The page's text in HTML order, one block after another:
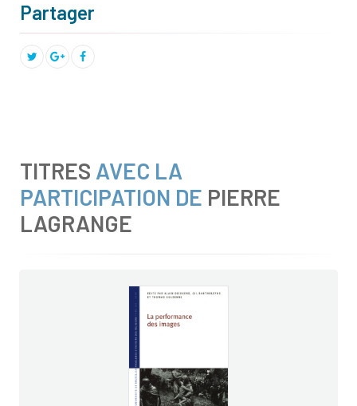
Partager
TITRES AVEC LA
PARTICIPATION DE PIERRE
LAGRANGE